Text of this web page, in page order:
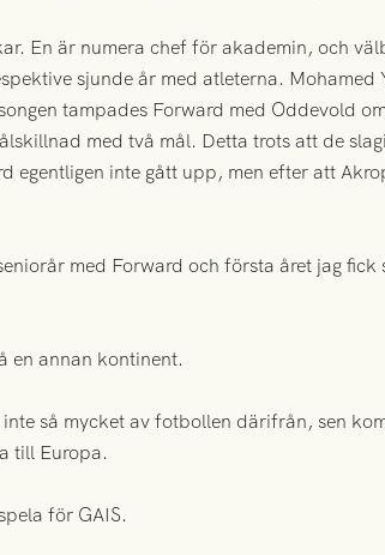
En är numera chef för akademin, och
sjunde år med atleterna.
tampades Forward med Oddevold
med två mål. Detta trots att de
egentligen inte gått upp, men efter att
med Forward och första året jag fick
en annan kontinent.
så mycket av fotbollen därifrån, sen
till Europa.
för GAIS.